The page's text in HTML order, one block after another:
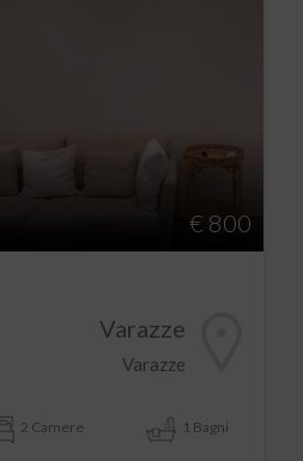
€ 800
Varazze
Varazze
2 Camere 1 Bagni